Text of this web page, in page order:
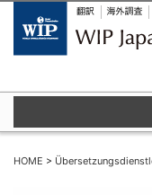
HOME >